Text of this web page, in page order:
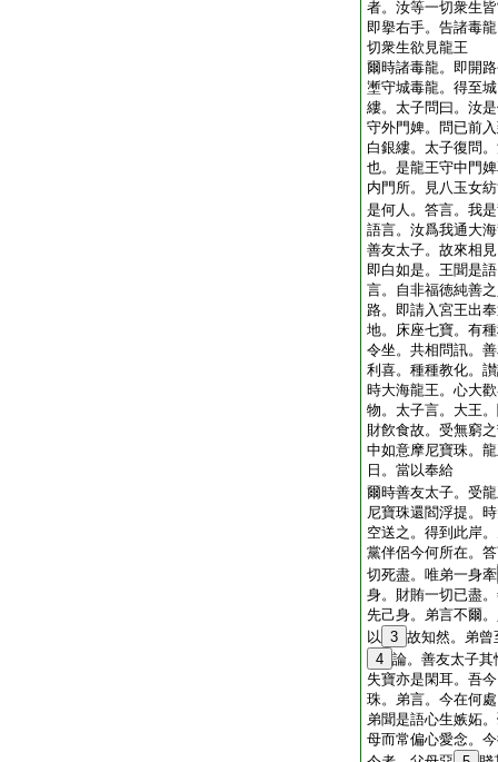
者。汝等一切衆生
即擧右手。告諸毒
切衆生欲見龍王
爾時諸毒龍。即開
壍守城毒龍。得至
縷。太子問曰。汝
守外門婢。問已前
白銀縷。太子復問
也。是龍王守中門
内門所。見八玉女
是何人。答言。我
語言。汝爲我通大
善友太子。故來相
即白如是。王聞是
言。自非福徳純善
路。即請入宮王出
地。床座七寶。有
令坐。共相問訊。
利喜。種種教化。
時大海龍王。心大
物。太子言。大王
財飮食故。受無窮
中如意摩尼寶珠。
日。當以奉給
爾時善友太子。受
尼寶珠還閻浮提。
空送之。得到此岸
黨伴侶今何所在。
切死盡。唯弟一身牽
身。財賄一切已盡
先己身。弟言不爾
以 3 故知然。弟曾
4 論。善友太子
失寶亦是閑耳。吾
珠。弟言。今在何
弟聞是語心生嫉妬
母而常偏心愛念。